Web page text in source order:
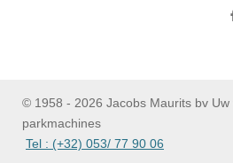
© 1958 - 2026 Jacobs Maurits bv
Tel : (+32) 053/ 77 90 06